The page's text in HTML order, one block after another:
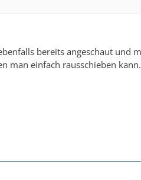
bereits angeschaut und
man einfach rausschieben kann.